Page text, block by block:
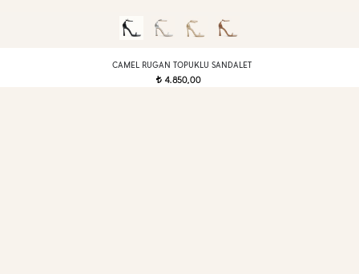
CAMEL RUGAN TOPUKLU SANDALET
t 4.850,00